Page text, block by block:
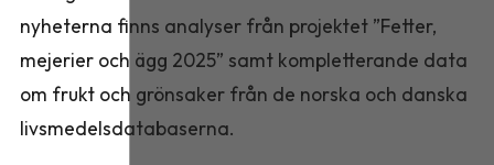
nyheterna finns analyser från projektet ”Fetter,
mejerier och ägg 2025” samt kompletterande data
om frukt och grönsaker från de norska och danska
livsmedelsdatabaserna.